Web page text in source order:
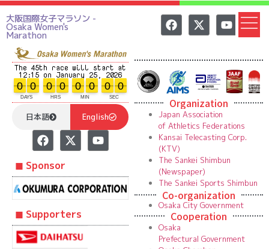
大阪国際女子マラソン -
Osaka Women's
Marathon
The 45th race will start at
12:15 on January 25, 2026
0
0 0
0
DAYS
0
0 0
0
HRS
0
0 0
0
MIN
0
0 0
0
SEC
日本語 English
◼︎ Sponsor
◼︎ Supporters
Organization
Japan Association
of Athletics Federations
Kansai Telecasting Corp.
(KTV)
The Sankei Shimbun
(Newspaper)
The Sankei Sports Shimbun
Co-organization
Osaka City Government
Cooperation
Osaka
Prefectural Government